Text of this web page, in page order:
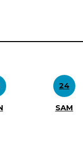
24
SAM